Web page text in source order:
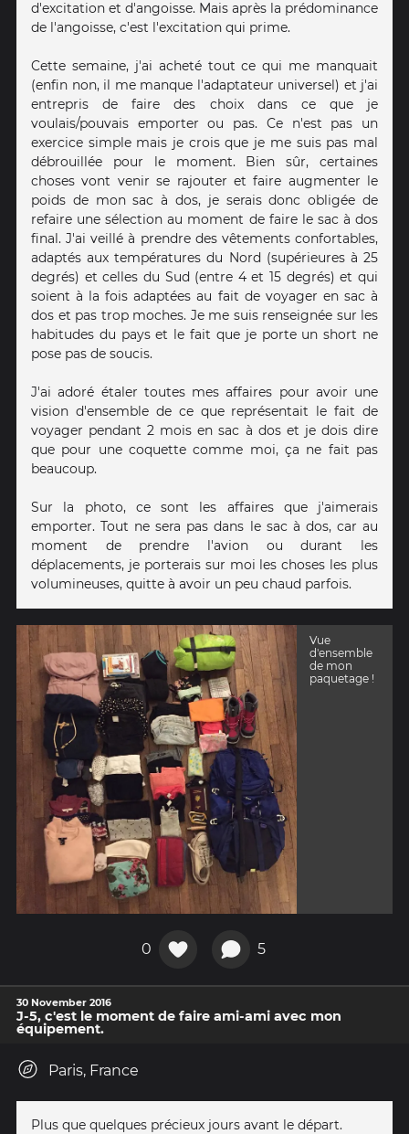
d'excitation et d'angoisse. Mais après la prédominance
de l'angoisse, c'est l'excitation qui prime.
Cette semaine, j'ai acheté tout ce qui me manquait
(enfin non, il me manque l'adaptateur universel) et j'ai
entrepris de faire des choix dans ce que je
voulais/pouvais emporter ou pas. Ce n'est pas un
exercice simple mais je crois que je me suis pas mal
débrouillée pour le moment. Bien sûr, certaines
choses vont venir se rajouter et faire augmenter le
poids de mon sac à dos, je serais donc obligée de
refaire une sélection au moment de faire le sac à dos
final. J'ai veillé à prendre des vêtements confortables,
adaptés aux températures du Nord (supérieures à 25
degrés) et celles du Sud (entre 4 et 15 degrés) et qui
soient à la fois adaptées au fait de voyager en sac à
dos et pas trop moches. Je me suis renseignée sur les
habitudes du pays et le fait que je porte un short ne
pose pas de soucis.
J'ai adoré étaler toutes mes affaires pour avoir une
vision d'ensemble de ce que représentait le fait de
voyager pendant 2 mois en sac à dos et je dois dire
que pour une coquette comme moi, ça ne fait pas
beaucoup.
Sur la photo, ce sont les affaires que j'aimerais
emporter. Tout ne sera pas dans le sac à dos, car au
moment de prendre l'avion ou durant les
déplacements, je porterais sur moi les choses les plus
volumineuses, quitte à avoir un peu chaud parfois.
Vue
d'ensemble
de mon
paquetage !
0 5
30 November 2016
J-5, c'est le moment de faire ami-ami avec mon
équipement.
Paris, France
Plus que quelques précieux jours avant le départ.